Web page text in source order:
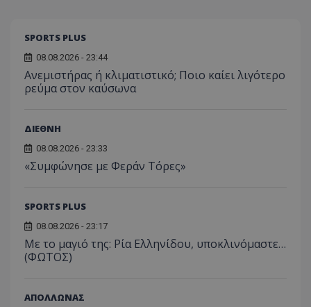
SPORTS PLUS
08.08.2026 - 23:44
Ανεμιστήρας ή κλιματιστικό; Ποιο καίει λιγότερο
ρεύμα στον καύσωνα
ΔΙΕΘΝΗ
08.08.2026 - 23:33
«Συμφώνησε με Φεράν Τόρες»
SPORTS PLUS
08.08.2026 - 23:17
Με το μαγιό της: Ρία Ελληνίδου, υποκλινόμαστε…
(ΦΩΤΟΣ)
ΑΠΟΛΛΩΝΑΣ